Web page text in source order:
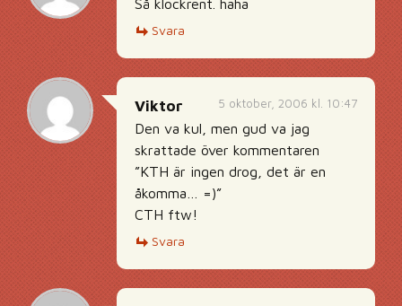
Så klockrent. haha
Svara
5 oktober, 2006 kl. 10:47
Viktor
Den va kul, men gud va jag
skrattade över kommentaren
”KTH är ingen drog, det är en
åkomma… =)”
CTH ftw!
Svara